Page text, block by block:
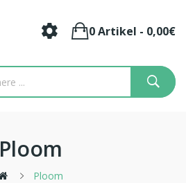
0 Artikel - 0,00€
Ploom
Ploom